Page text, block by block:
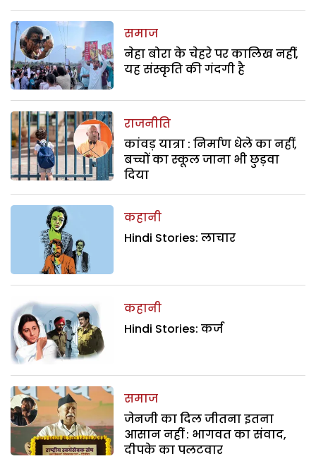
समाज
नेहा बोरा के चेहरे पर कालिख नहीं,
यह संस्कृति की गंदगी है
राजनीति
कांवड़ यात्रा : निर्माण धेले का नहीं,
बच्चों का स्कूल जाना भी छुड़वा
दिया
कहानी
Hindi Stories: लाचार
कहानी
Hindi Stories: कर्ज
समाज
जेनजी का दिल जीतना इतना
आसान नहीं : भागवत का संवाद,
दीपके का पलटवार